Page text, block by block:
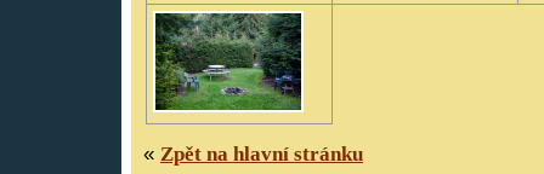
« Zpět na hlavní stránku